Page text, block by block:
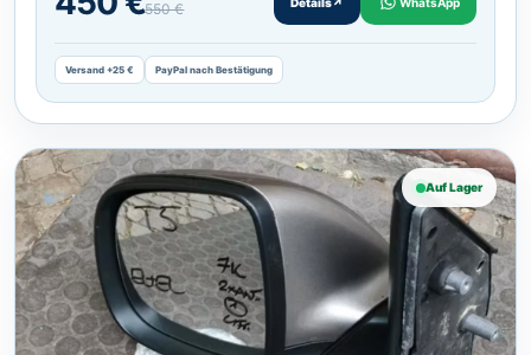
550 €
Versand +25 € PayPal nach Bestätigung
Auf Lager